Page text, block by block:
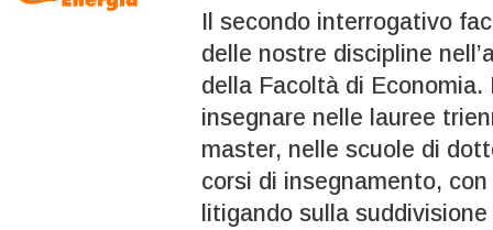
Il secondo interrogativo
delle nostre discipline
della Facoltà di
insegnare nelle lauree
master, nelle scuole di
corsi di insegnamento,
litigando sulla